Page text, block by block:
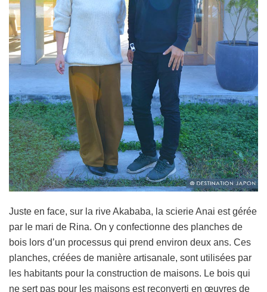
Juste en face, sur la rive Akababa, la scierie Anai est gérée
par le mari de Rina. On y confectionne des planches de
bois lors d’un processus qui prend environ deux ans. Ces
planches, créées de manière artisanale, sont utilisées par
les habitants pour la construction de maisons. Le bois qui
ne sert pas pour les maisons est reconverti en œuvres de